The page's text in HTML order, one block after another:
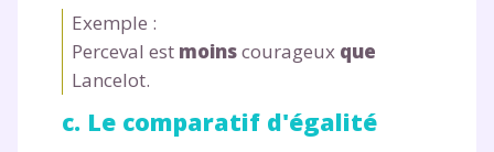
Exemple :
Perceval est moinscourageux que
Lancelot.
c. Le comparatif d'égalité